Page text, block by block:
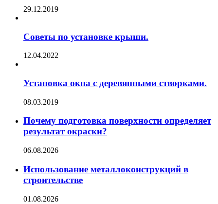
29.12.2019
Советы по установке крыши.
12.04.2022
Установка окна с деревянными створками.
08.03.2019
Почему подготовка поверхности определяет
результат окраски?
06.08.2026
Использование металлоконструкций в
строительстве
01.08.2026